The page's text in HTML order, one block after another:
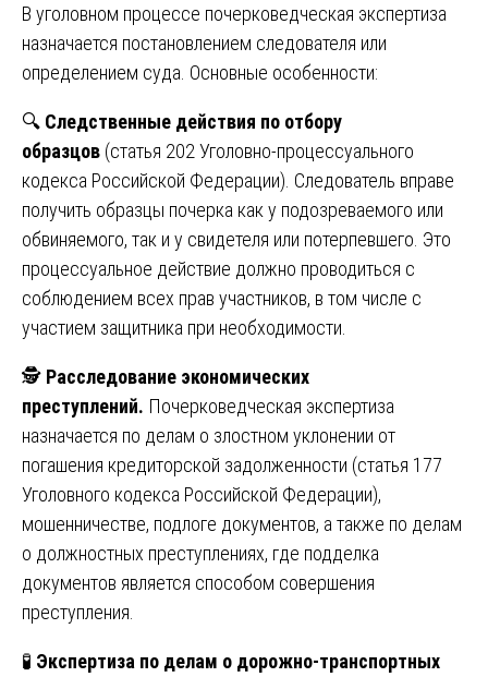
В уголовном процессе почерковедческая экспертиза
назначается постановлением следователя или
определением суда. Основные особенности:
🔍 Следственные действия по отбору
образцов (статья 202 Уголовно-процессуального
кодекса Российской Федерации). Следователь вправе
получить образцы почерка как у подозреваемого или
обвиняемого, так и у свидетеля или потерпевшего. Это
процессуальное действие должно проводиться с
соблюдением всех прав участников, в том числе с
участием защитника при необходимости.
🕵️ Расследование экономических
преступлений. Почерковедческая экспертиза
назначается по делам о злостном уклонении от
погашения кредиторской задолженности (статья 177
Уголовного кодекса Российской Федерации),
мошенничестве, подлоге документов, а также по делам
о должностных преступлениях, где подделка
документов является способом совершения
преступления.
🧪 Экспертиза по делам о дорожно-транспортных